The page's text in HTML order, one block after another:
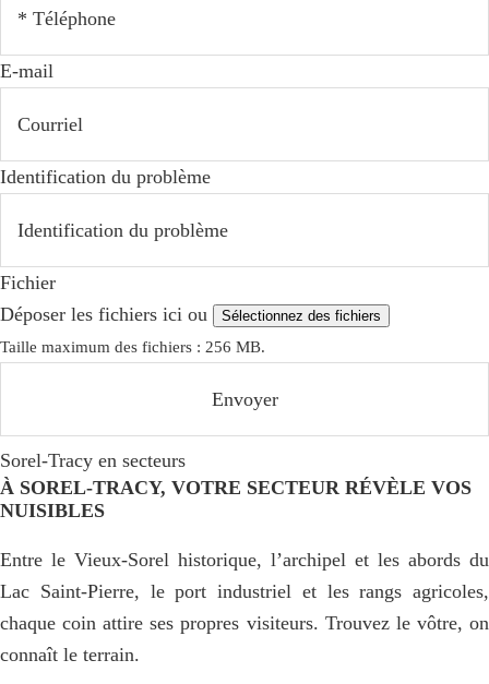
E-mail
Identification du problème
Fichier
Déposer les fichiers ici ou
Sélectionnez des fichiers
Taille maximum des fichiers : 256 MB.
Sorel-Tracy en secteurs
À SOREL-TRACY, VOTRE SECTEUR RÉVÈLE VOS
NUISIBLES
Entre le Vieux-Sorel historique, l’archipel et les abords du
Lac Saint-Pierre, le port industriel et les rangs agricoles,
chaque coin attire ses propres visiteurs. Trouvez le vôtre, on
connaît le terrain.